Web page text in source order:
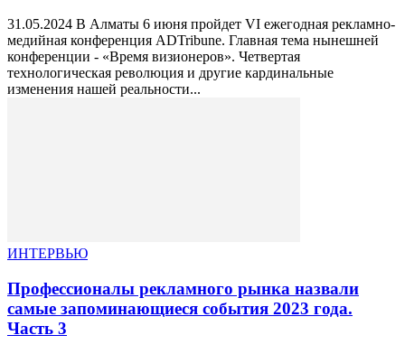
31.05.2024 В Алматы 6 июня пройдет VI ежегодная рекламно-
медийная конференция ADTribune. Главная тема нынешней
конференции - «Время визионеров». Четвертая
технологическая революция и другие кардинальные
изменения нашей реальности...
ИНТЕРВЬЮ
Профессионалы рекламного рынка назвали
самые запоминающиеся события 2023 года.
Часть 3